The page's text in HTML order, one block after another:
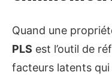
Quand une
PLS est l’outil de
facteurs latents